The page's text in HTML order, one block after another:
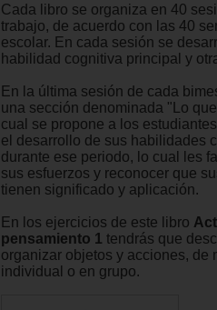
Cada libro se organiza en 40
trabajo, de acuerdo con las 40
escolar. En cada sesión se
habilidad cognitiva principal y
En la última sesión de cada
una sección denominada "Lo
cual se propone a los
el desarrollo de sus habilidades
durante ese periodo, lo cual les
sus esfuerzos y reconocer que
tienen significado y aplicación.
En los ejercicios de este libro
pensamiento 1 tendrás que
organizar objetos y acciones, de
individual o en grupo.